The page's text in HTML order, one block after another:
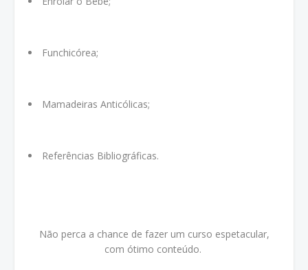
Funchicórea;
Mamadeiras Anticólicas;
Referências Bibliográficas.
Não perca a chance de fazer um curso espetacular,
com ótimo conteúdo.